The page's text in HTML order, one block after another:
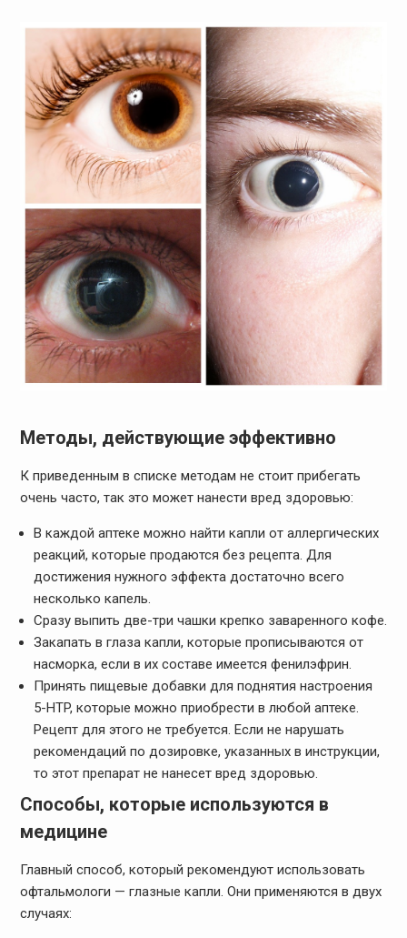
Методы, действующие эффективно
К приведенным в списке методам не стоит прибегать
очень часто, так это может нанести вред здоровью:
В каждой аптеке можно найти капли от аллергических
реакций, которые продаются без рецепта. Для
достижения нужного эффекта достаточно всего
несколько капель.
Сразу выпить две-три чашки крепко заваренного кофе.
Закапать в глаза капли, которые прописываются от
насморка, если в их составе имеется фенилэфрин.
Принять пищевые добавки для поднятия настроения
5-HTP, которые можно приобрести в любой аптеке.
Рецепт для этого не требуется. Если не нарушать
рекомендаций по дозировке, указанных в инструкции,
то этот препарат не нанесет вред здоровью.
Способы, которые используются в
медицине
Главный способ, который рекомендуют использовать
офтальмологи — глазные капли. Они применяются в двух
случаях: